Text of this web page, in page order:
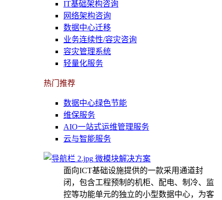
IT基础架构咨询
网络架构咨询
数据中心迁移
业务连续性/容灾咨询
容灾管理系统
轻量化服务
热门推荐
数据中心绿色节能
维保服务
AIO一站式运维管理服务
云与智能服务
微模块解决方案
面向ICT基础设施提供的一款采用通道封
闭，包含工程预制的机柜、配电、制冷、监
控等功能单元的独立的小型数据中心，为客